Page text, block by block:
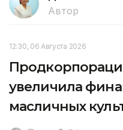
Автор
12:30, 06 Августа 2026
увеличила
масличных